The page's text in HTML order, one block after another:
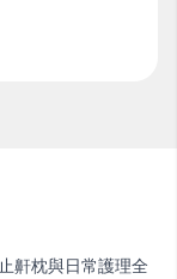
鼾枕與日常護理全